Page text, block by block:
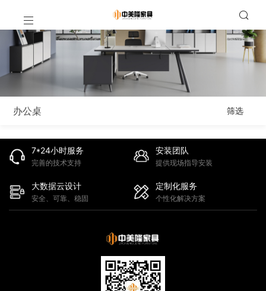
办公桌 筛选
7*24小时服务
完善的技术支持
安装团队
提供现场指导安装
大数据云设计
安全、可靠、稳固
定制化服务
个性化解决方案